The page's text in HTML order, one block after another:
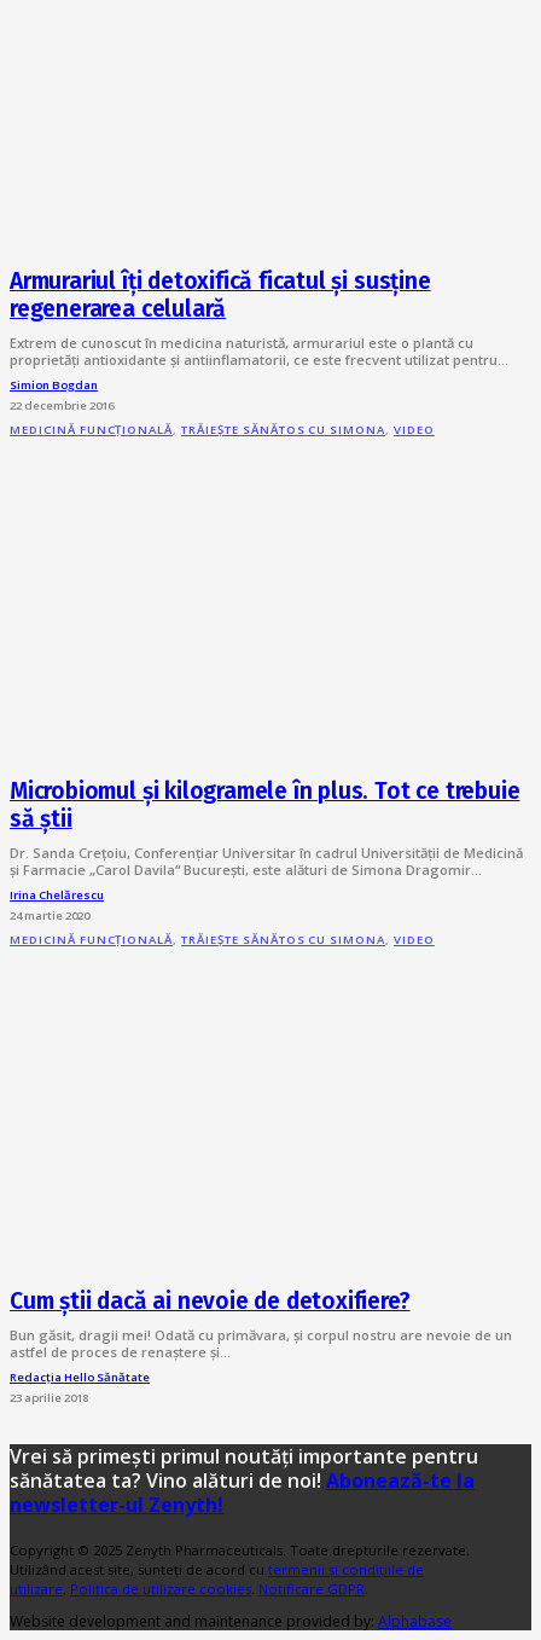
Armurariul îți detoxifică ficatul și susține
regenerarea celulară
Extrem de cunoscut în medicina naturistă, armurariul este o plantă cu
proprietăți antioxidante și antiinflamatorii, ce este frecvent utilizat pentru…
Simion Bogdan
22 decembrie 2016
MEDICINĂ FUNCȚIONALĂ,TRĂIEȘTE SĂNĂTOS CU SIMONA,VIDEO
Microbiomul și kilogramele în plus. Tot ce trebuie
să știi
Dr. Sanda Crețoiu, Conferențiar Universitar în cadrul Universității de Medicină
și Farmacie „Carol Davila“ București, este alături de Simona Dragomir…
Irina Chelărescu
24 martie 2020
MEDICINĂ FUNCȚIONALĂ,TRĂIEȘTE SĂNĂTOS CU SIMONA,VIDEO
Cum știi dacă ai nevoie de detoxifiere?
Bun găsit, dragii mei! Odată cu primăvara, și corpul nostru are nevoie de un
astfel de proces de renaștere și…
Redacția Hello Sănătate
23 aprilie 2018
Vrei să primești primul noutăți importante pentru
sănătatea ta? Vino alături de noi! Abonează-te la
newsletter-ul Zenyth!
Copyright © 2025 Zenyth Pharmaceuticals. Toate drepturile rezervate.
Utilizând acest site, sunteți de acord cu termenii și condițiile de
utilizare Politica de utilizare cookies Notificare GDPR
Website development and maintenance provided by: Alphabase